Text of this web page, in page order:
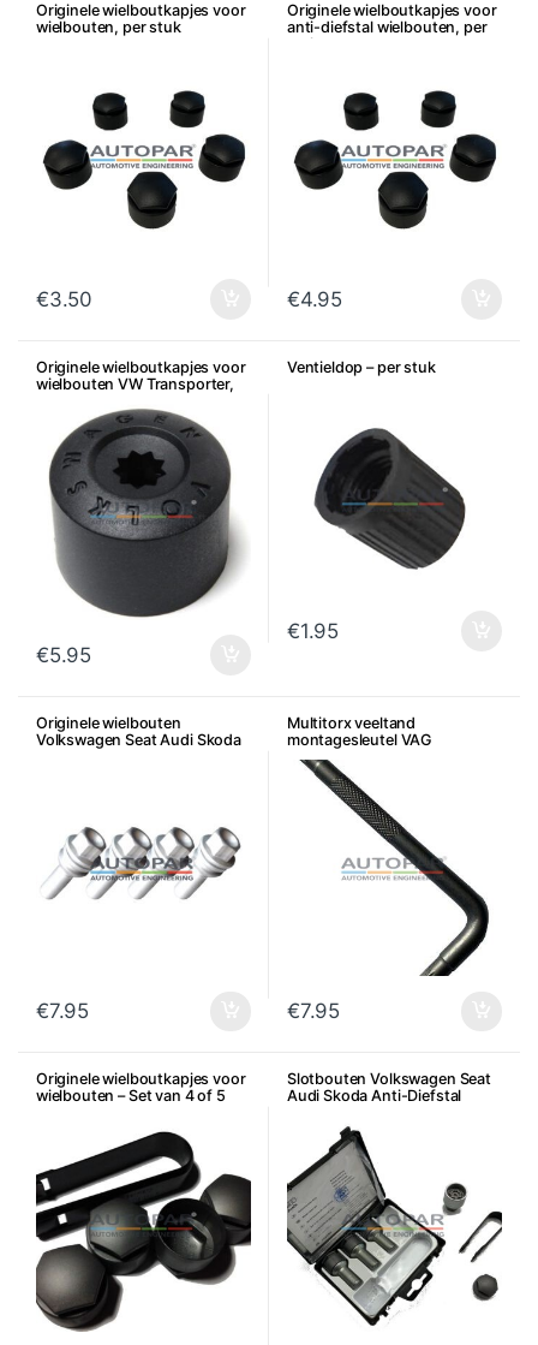
Originele wielboutkapjes voor
wielbouten, per stuk
€3.50
Originele wielboutkapjes voor
anti-diefstal wielbouten, per
stuk
€4.95
Originele wielboutkapjes voor
wielbouten VW Transporter,
€5.95
Ventieldop – per stuk
€1.95
Originele wielbouten
Volkswagen Seat Audi Skoda
€7.95
Multitorx veeltand
montagesleutel VAG
achterklepslot
€7.95
Originele wielboutkapjes voor
wielbouten – Set van 4 of 5
Slotbouten Volkswagen Seat
Audi Skoda Anti-Diefstal